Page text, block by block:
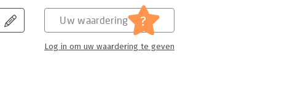
Uw waardering ?
Log in om uw waardering te geven